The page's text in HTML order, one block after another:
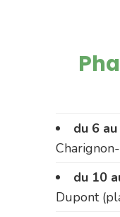
du 6
du 10
Dupont